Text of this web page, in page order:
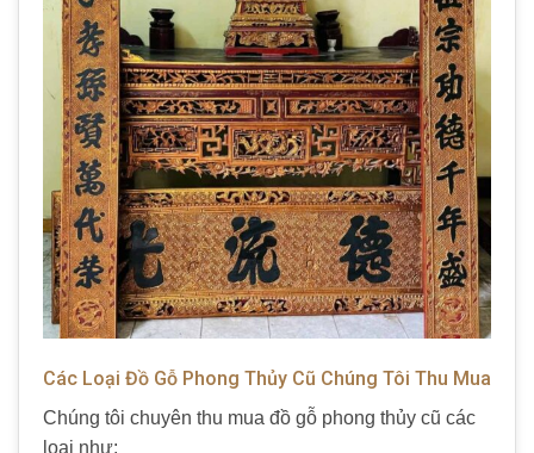
Các Loại Đồ Gỗ Phong Thủy Cũ Chúng Tôi Thu Mua
Chúng tôi chuyên thu mua đồ gỗ phong thủy cũ các
loại như: